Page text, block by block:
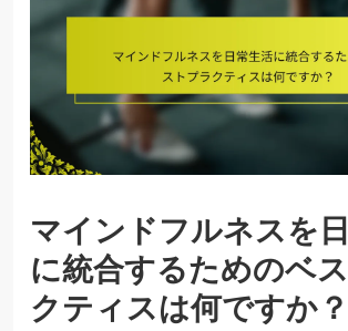
マインドフルネスを
に統合するためのベ
クティスは何ですか？